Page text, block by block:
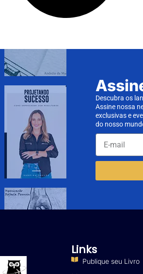
Descubra os
Assine nossa
exclusivas e
do nosso
Links
Publique seu Livro